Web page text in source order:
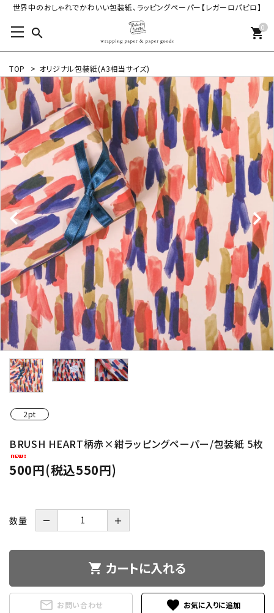
世界中のおしゃれでかわいい包装紙、ラッピングペーパー【レガーロパピロ】
search 0
shopping_cart
TOP > オリジナル包装紙(A3相当サイズ)
2pt
BRUSH HEART柄赤×紺ラッピングペーパー/包装紙 5枚
500円(税込550円)
数量 － ＋
shopping_cart カートに入れる
mail_outline お問い合わせ favorite